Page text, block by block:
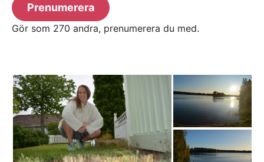
Prenumerera
Gör som 270 andra, prenumerera du med.